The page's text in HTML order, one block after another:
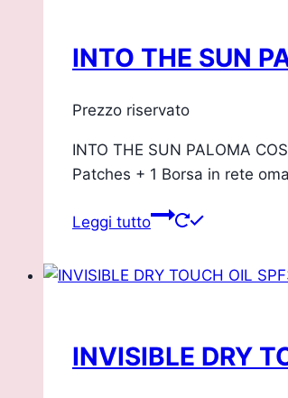
INTO THE SUN
Prezzo riservato
INTO THE SUN PALOMA
Patches + 1 Borsa in rete
Leggi tutto
INVISIBLE DRY